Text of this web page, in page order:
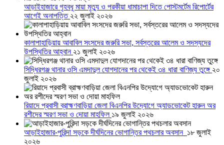
আড়াইহাজারে গৃহবধূ মায়া মৃত্যু ও পরকীয়া ধামাচাপা দিতে পোস্টমর্টেম রিপোর্টের
আগেই অনাপত্তি ২২ জুলাই ২০২৬
কালাপাহাড়িয়ায় আবাবিল সংসদের জরুরি সভা, সর্বস্তরের আলেম ও সদস্যদের
উপস্থিতির আহ্বান ২১ জুলাই ২০২৬
সিদ্ধিরগঞ্জ থানার ওসি এমদাদুল যোগদানের পর থেকেই ৩৪ ধারা বাণিজ্য তুঙ্গে ২০
জুলাই ২০২৬
রিয়াদে প্রবাসী ব্রাহ্মণবাড়িয়া জেলা বিএনপির উদ্যোগে অ্যাডভোকেট হারুন অর
রশীদের স্মরণ সভা ও দোয়া মাহফিল ১৯ জুলাই ২০২৬
আড়াইহাজার-পুরিন্দা সড়কে দীর্ঘদিনের ভোগান্তির পথচলার অবসান ১৮ জুলাই
২০২৬